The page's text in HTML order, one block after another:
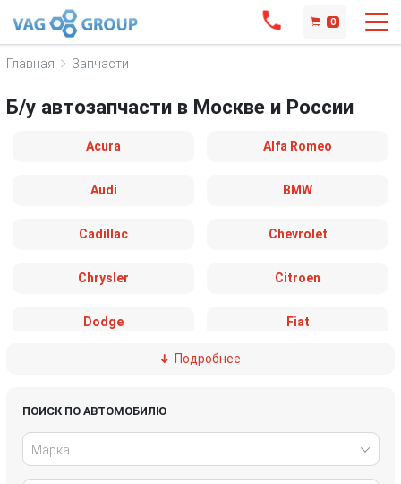
0
Главная Запчасти
Б/у автозапчасти в Москве и России
Acura Alfa Romeo
Audi BMW
Cadillac Chevrolet
Chrysler Citroen
Dodge Fiat
Honda
Подробнее
ПОИСК ПО АВТОМОБИЛЮ
Марка